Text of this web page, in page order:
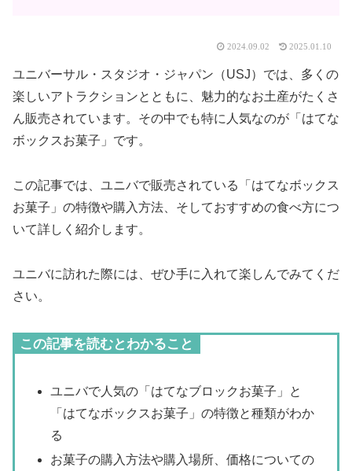
2024.09.02 2025.01.10
ユニバーサル・スタジオ・ジャパン（USJ）では、多くの
楽しいアトラクションとともに、魅力的なお土産がたくさ
ん販売されています。その中でも特に人気なのが「はてな
ボックスお菓子」です。
この記事では、ユニバで販売されている「はてなボックス
お菓子」の特徴や購入方法、そしておすすめの食べ方につ
いて詳しく紹介します。
ユニバに訪れた際には、ぜひ手に入れて楽しんでみてくだ
さい。
この記事を読むとわかること
ユニバで人気の「はてなブロックお菓子」と
「はてなボックスお菓子」の特徴と種類がわか
る
お菓子の購入方法や購入場所、価格についての